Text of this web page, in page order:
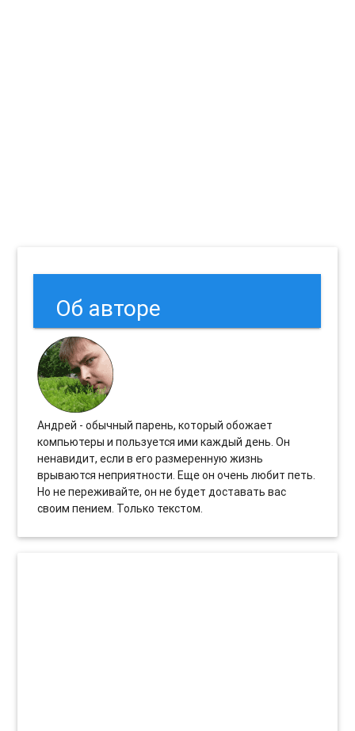
Об авторе
Андрей - обычный парень, который обожает
компьютеры и пользуется ими каждый день. Он
ненавидит, если в его размеренную жизнь
врываются неприятности. Еще он очень любит петь.
Но не переживайте, он не будет доставать вас
своим пением. Только текстом.